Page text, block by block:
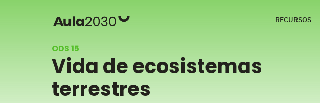
RECURSOS
ODS 15
Vida de ecosistemas
terrestres